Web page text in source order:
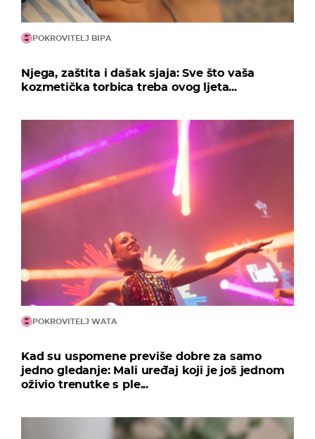
POKROVITELJ BIPA
Njega, zaštita i dašak sjaja: Sve što vaša
kozmetička torbica treba ovog ljeta...
POKROVITELJ WATA
Kad su uspomene previše dobre za samo
jedno gledanje: Mali uređaj koji je još jednom
oživio trenutke s ple...